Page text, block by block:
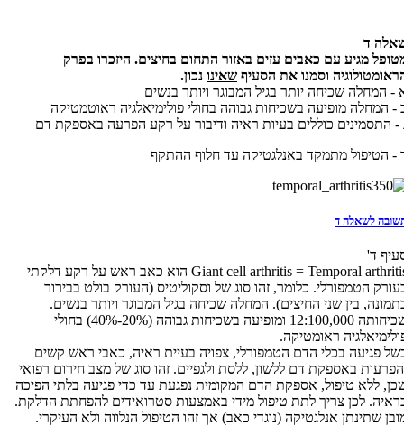
ד
מגיע עם כאבים עזים באזור התחום בחיצים. היזכרו בפרק
וסמנו את הסעיף שאינו נכון.
- המחלה שכיחה יותר בגיל המבוגר ויותר בנשים
- המחלה מופיעה בשכיחות גבוהה בחולי פולימיאלגיה ראוטמטיקה
- התסמינים כוללים בעיות ראיה ודיבור על רקע הפרעה באספקת דם
- הטיפול מתמקד באנלגטיקה עד חלוף ההתקף
לשאלה ד
ד'
Giant cell arthritis = Temporal arthritis הוא כאב ראש על רקע דלקתי
הטמפורלי. כלומר, זהו סוג של וסקוליטיס (העורק בולט בבירור
בין שני החיצים). המחלה שכיחה בגיל המבוגר ויותר בנשים.
שכיחותה 12:100,000 ומופיעה בשכיחות גבוהה (20%-40%) בחולי
ראומטיקה.
פגיעה בכלי הדם הטמפורלי, צפויה בעיית ראיה, כאבי ראש קשים
באספקת דם ללשון, ללסת ולגפיים. זהו סוג של מצב חירום רפואי
ללא טיפול, אספקת הדם המקומית נפגעת עד כדי פגיעה בלתי הפיכה
לכן צריך לתת טיפול מידי באמצעות סטרואידים להפחתת הדלקת.
שתינתן אנלגטיקה (נוגדי כאב) אך זהו הטיפול הנלווה ולא העיקרי.